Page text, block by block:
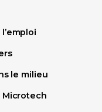
le milieu
Microtech